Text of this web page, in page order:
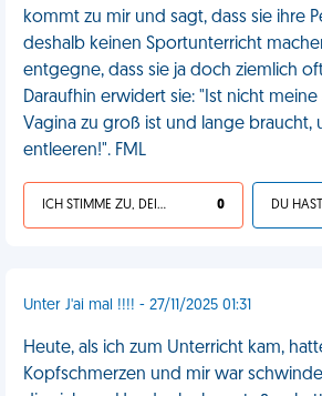
kommt zu mir und sagt, dass sie ihre
deshalb keinen Sportunterricht
entgegne, dass sie ja doch ziemlich
Daraufhin erwidert sie: "Ist nicht
Vagina zu groß ist und lange braucht,
entleeren!". FML
ICH STIMME ZU, DEIN LEBEN IST SCHEISSE 0
Unter J'ai mal !!!! - 27/11/2025 01:31
Heute, als ich zum Unterricht kam,
Kopfschmerzen und mir war